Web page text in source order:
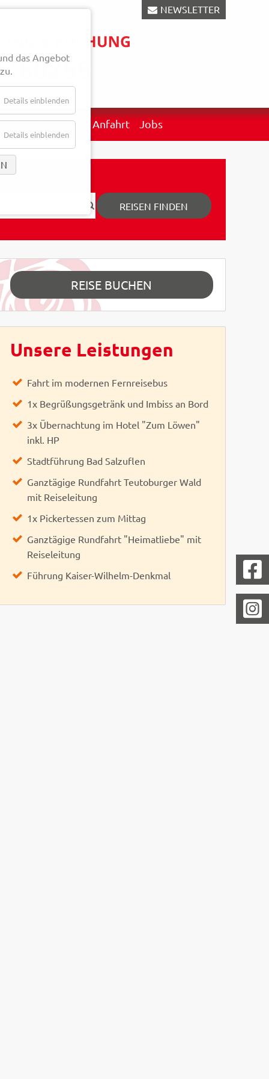
NEWSLETTER
Aktuelles Anfahrt Jobs
REISEN FINDEN
Eckert
REISE BUCHEN
Unsere Leistungen
Fahrt im modernen Fernreisebus
1x Begrüßungsgetränk und Imbiss an Bord
3x Übernachtung im Hotel "Zum Löwen"
inkl. HP
Stadtführung Bad Salzuflen
Ganztägige Rundfahrt Teutoburger Wald
mit Reiseleitung
1x Pickertessen zum Mittag
Ganztägige Rundfahrt "Heimatliebe" mit
Reiseleitung
Führung Kaiser-Wilhelm-Denkmal
das Angebot
Details einblenden
Details einblenden